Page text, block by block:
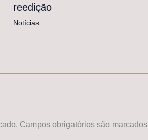
reedição
Notícias
Campos obrigatórios são marcados